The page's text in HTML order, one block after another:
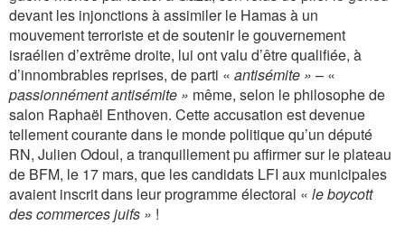
devant les injonctions à assimiler le Hamas à un
mouvement terroriste et de soutenir le gouvernement
israélien d’extrême droite, lui ont valu d’être qualifiée, à
d’innombrables reprises, de parti « antisémite » – «
passionnément antisémite » même, selon le philosophe de
salon Raphaël Enthoven. Cette accusation est devenue
tellement courante dans le monde politique qu’un député
RN, Julien Odoul, a tranquillement pu affirmer sur le plateau
de BFM, le 17 mars, que les candidats LFI aux municipales
avaient inscrit dans leur programme électoral « le boycott
des commerces juifs » !